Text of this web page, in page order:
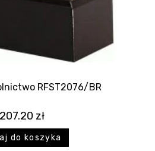
RFST2076/BR
207.20 zł
do koszyka